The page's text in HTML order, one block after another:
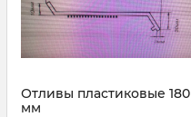
Отливы пластиковые 180
мм